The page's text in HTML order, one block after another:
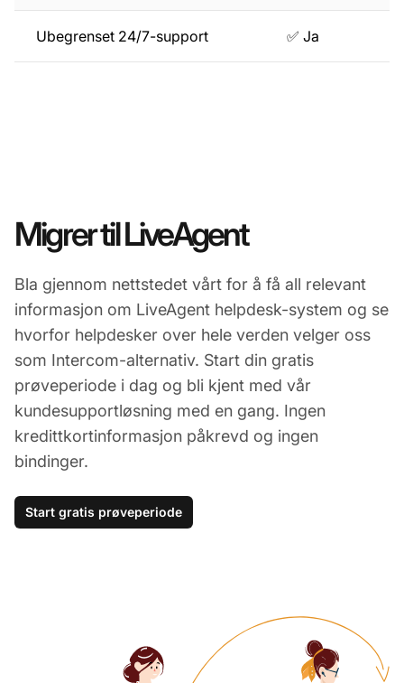
Ubegrenset 24/7-support ✅ Ja
Migrer til LiveAgent
Bla gjennom nettstedet vårt for å få all relevant
informasjon om LiveAgent helpdesk-system og se
hvorfor helpdesker over hele verden velger oss
som Intercom-alternativ. Start din gratis
prøveperiode i dag og bli kjent med vår
kundesupportløsning med en gang. Ingen
kredittkortinformasjon påkrevd og ingen
bindinger.
Start gratis prøveperiode